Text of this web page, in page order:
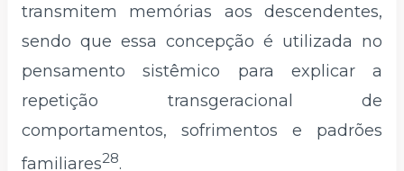
transmitem memórias aos descendentes,
sendo que essa concepção é utilizada no
pensamento sistêmico para explicar a
repetição transgeracional de
comportamentos, sofrimentos e padrões
familiares28.